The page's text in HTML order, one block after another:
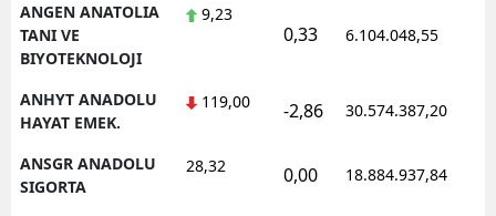
ANGEN ANATOLIA
TANI VE
BIYOTEKNOLOJI
9,23
0,33 6.104.048,55
ANHYT ANADOLU
HAYAT EMEK.
119,00 -2,86 30.574.387,20
ANSGR ANADOLU
SIGORTA
28,32 0,00 18.884.937,84